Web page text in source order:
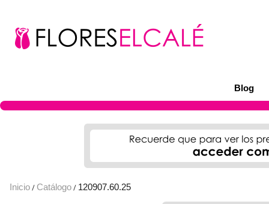
Blog
Inicio / Catálogo / 120907.60.25